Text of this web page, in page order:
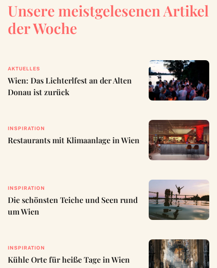
Unsere meistgelesenen Artikel
der Woche
AKTUELLES
Wien: Das Lichterlfest an der Alten
Donau ist zurück
INSPIRATION
Restaurants mit Klimaanlage in Wien
INSPIRATION
Die schönsten Teiche und Seen rund
um Wien
INSPIRATION
Kühle Orte für heiße Tage in Wien